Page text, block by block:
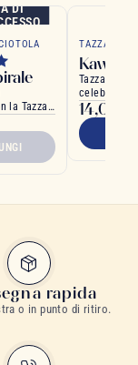
DI
la Tazza
TAZZA,
Kawaii
Tazza con
celebre
simbolo di
prosperità
14,00 €
rapida
o in punto di ritiro.